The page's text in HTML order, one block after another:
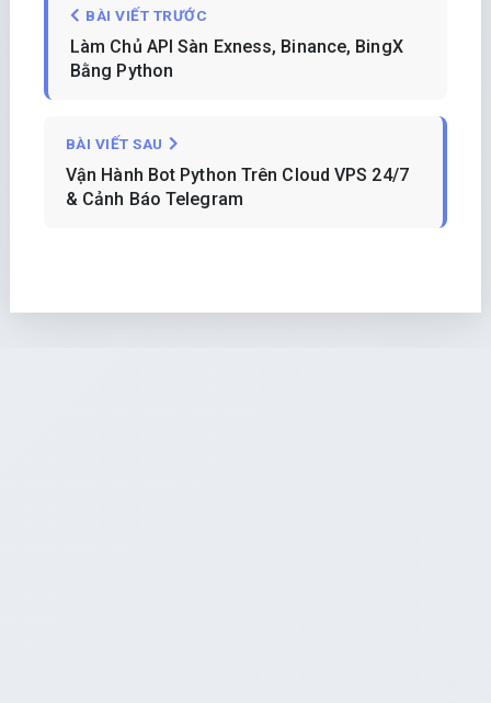
BÀI VIẾT TRƯỚC
Làm Chủ API Sàn Exness, Binance, BingX
Bằng Python
BÀI VIẾT SAU
Vận Hành Bot Python Trên Cloud VPS 24/7
& Cảnh Báo Telegram